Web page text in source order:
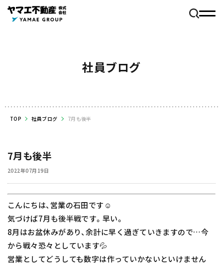
社員ブログ
TOP 社員ブログ 7月も後半
7月も後半
2022年07月19日
こんにちは、営業の石田です☺️
気づけば7月も後半戦です。早い。
8月はお盆休みがあり、余計に早く過ぎていきますので…今
から戦々恐々としています💦
営業としてどうしても数字は作っていかないといけません